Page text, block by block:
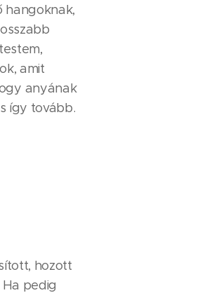
hangoknak,
amit
anyának
így tovább.
hozott
pedig